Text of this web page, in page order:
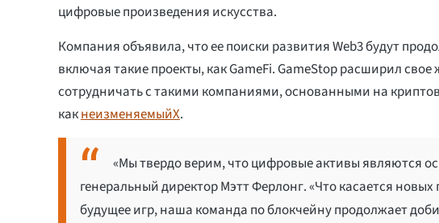
цифровые произведения искусства.
Компания объявила, что ее поиски развития Web3 будут
включая такие проекты, как GameFi. GameStop расширил
сотрудничать с такими компаниями, основанными на
какнеизменяемыйX.
«Мы твердо верим, что цифровые активы являются
генеральный директор Мэтт Ферлонг. «Что касается
будущее игр, наша команда по блокчейну продолжает